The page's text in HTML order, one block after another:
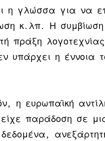
η γλώσσα για να
κ.λπ. Η
πράξη
υπάρχει η έννοια
η ευρωπαϊκή
παράδοση σε